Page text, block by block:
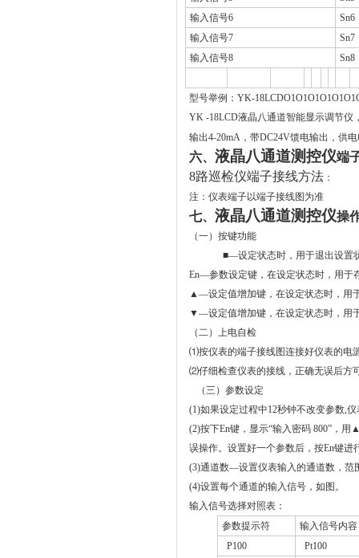
输入信号6
Sn6
输入信号7
Sn7
输入信号8
Sn8
型号举例：YK-
YK -18LCD液晶八通道智能显示调节仪
输出4-20mA ，带DC24V馈电输出，供
六、 液晶八通道测控仪端
8路巡检仪端子接线方法 ：
注：仪表端子以端子接线图为准
七、 液晶八通道测控仪操
（一）按键功能
■—设定状态时 ，用于退出设置
En—参数设定键， 在设定状态时，用于
▲—设定值增加键， 在设定状态时 ，用
▼—设定值增加键， 在设定状态时 ，用
（二）上电自检
⑴按仪表的端子接线图连接好仪表的电
⑵仔细检查仪表的接线，正确无误后方
（三） 参数设定
(1)如果设定过程中12秒钟不改变参数,仪
(2)按下En键，显示“输入密码 800”，用
误操作。设置好一个参数后，按En键进
(3)通道数—设置仪表输入的通道数，范
(4)设置每个通道的输入信号，如图。
输入信号选择对照表：
参数提示符
输入信号内容
P100
Pt100